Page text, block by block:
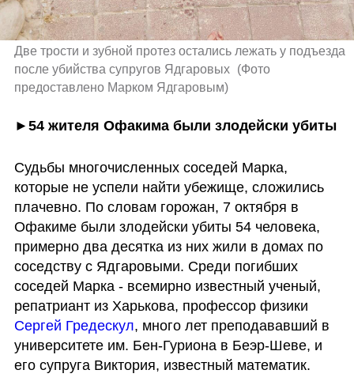
Две трости и зубной протез остались лежать у подъезда
после убийства супругов Ядгаровых (Фото
предоставлено Марком Ядгаровым)
►54 жителя Офакима были злодейски убиты
Судьбы многочисленных соседей Марка,
которые не успели найти убежище, сложились
плачевно. По словам горожан, 7 октября в
Офакиме были злодейски убиты 54 человека,
примерно два десятка из них жили в домах по
соседству с Ядгаровыми. Среди погибших
соседей Марка - всемирно известный ученый,
репатриант из Харькова, профессор физики
Сергей Гредескул, много лет преподававший в
университете им. Бен-Гуриона в Беэр-Шеве, и
его супруга Виктория, известный математик.